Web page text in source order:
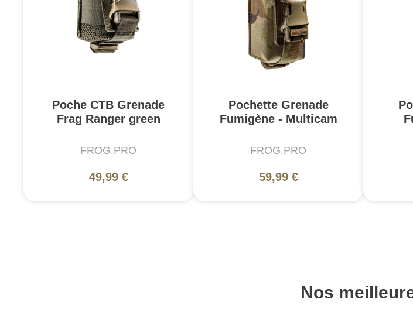
Poche CTB Grenade
Frag Ranger green
FROG.PRO
49,99 €
Pochette Grenade
Fumigène - Multicam
FROG.PRO
59,99 €
Nos